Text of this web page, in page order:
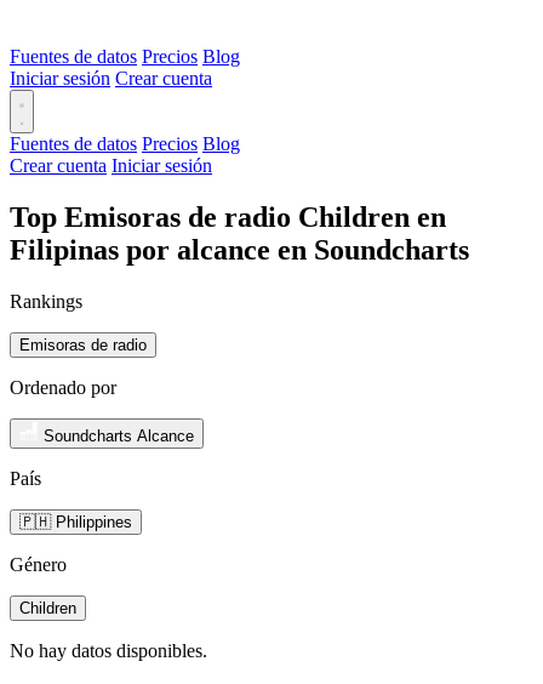
Fuentes de datos Precios Blog
Iniciar sesión Crear cuenta
Fuentes de datos Precios Blog
Crear cuenta Iniciar sesión
Top Emisoras de radio Children en
Filipinas por alcance en Soundcharts
Rankings
Emisoras de radio
Ordenado por
Soundcharts Alcance
País
🇵🇭 Philippines
Género
Children
No hay datos disponibles.